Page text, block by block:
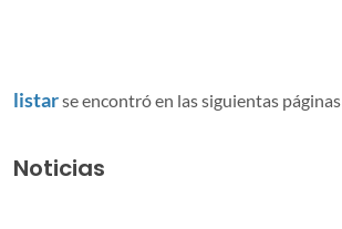
listarse encontró en las siguientas páginas
Noticias